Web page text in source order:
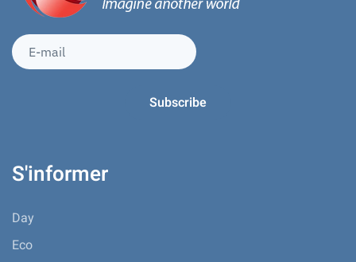
S'informer
Day
Eco